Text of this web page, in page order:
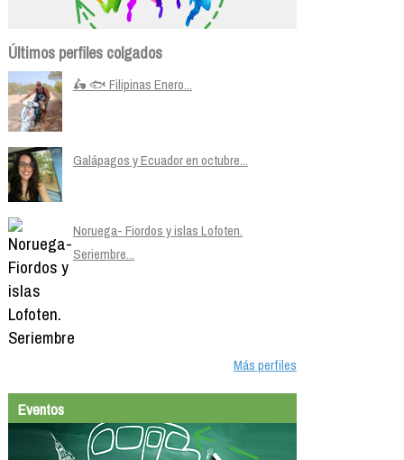
Últimos perfiles colgados
🛵 🐟 Filipinas Enero...
Galápagos y Ecuador en octubre...
Noruega- Fiordos y islas Lofoten.
Seriembre...
Más perfiles
Eventos